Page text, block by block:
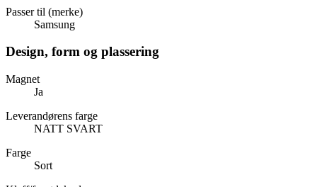
Passer til (merke)
Samsung
Design, form og plassering
Magnet
Ja
Leverandørens farge
NATT SVART
Farge
Sort